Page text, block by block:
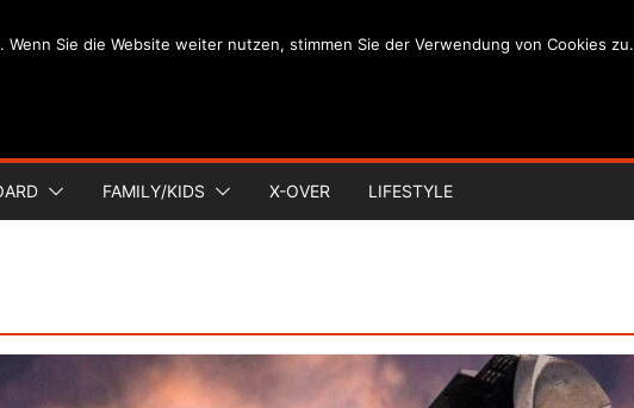
FAMILY/KIDS X-OVER LIFESTYLE
Wenn Sie die Website weiter nutzen, stimmen Sie der Verwendung von Cookies zu.